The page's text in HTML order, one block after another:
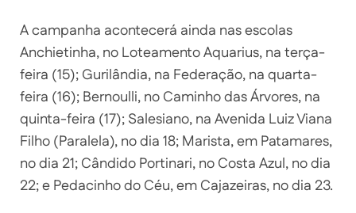
A campanha acontecerá ainda nas escolas
Anchietinha, no Loteamento Aquarius, na terça-
feira (15); Gurilândia, na Federação, na quarta-
feira (16); Bernoulli, no Caminho das Árvores, na
quinta-feira (17); Salesiano, na Avenida Luiz Viana
Filho (Paralela), no dia 18; Marista, em Patamares,
no dia 21; Cândido Portinari, no Costa Azul, no dia
22; e Pedacinho do Céu, em Cajazeiras, no dia 23.